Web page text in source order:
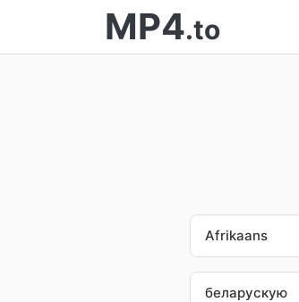
MP4.to
Afrikaans
беларускую